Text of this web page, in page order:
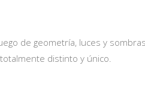
de geometría, luces y
distinto y único.